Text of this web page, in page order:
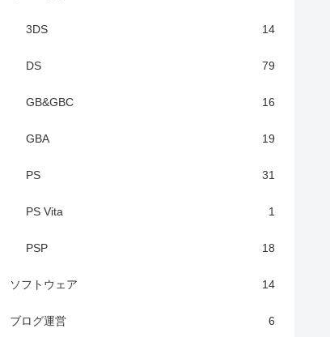
3DS 14
DS 79
GB&GBC 16
GBA 19
PS 31
PS Vita 1
PSP 18
ソフトウェア 14
ブログ運営 6